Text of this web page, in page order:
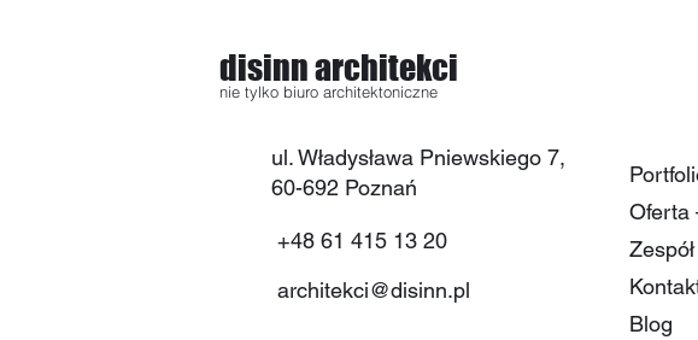
disinn architekci
nie tylko biuro architektoniczne
ul. Władysława Pniewskiego 7,
60-692 Poznań​
+48 61 415 13 20
architekci@disinn.pl
Zespół
Blog